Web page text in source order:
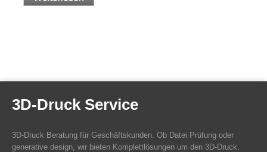
3D-Druck Service
3D-Druck Beratung für Geschäftskunden. Ob Datei Prüfung oder
generative design, wir bieten Komplettlösungen um den 3D-Druck.